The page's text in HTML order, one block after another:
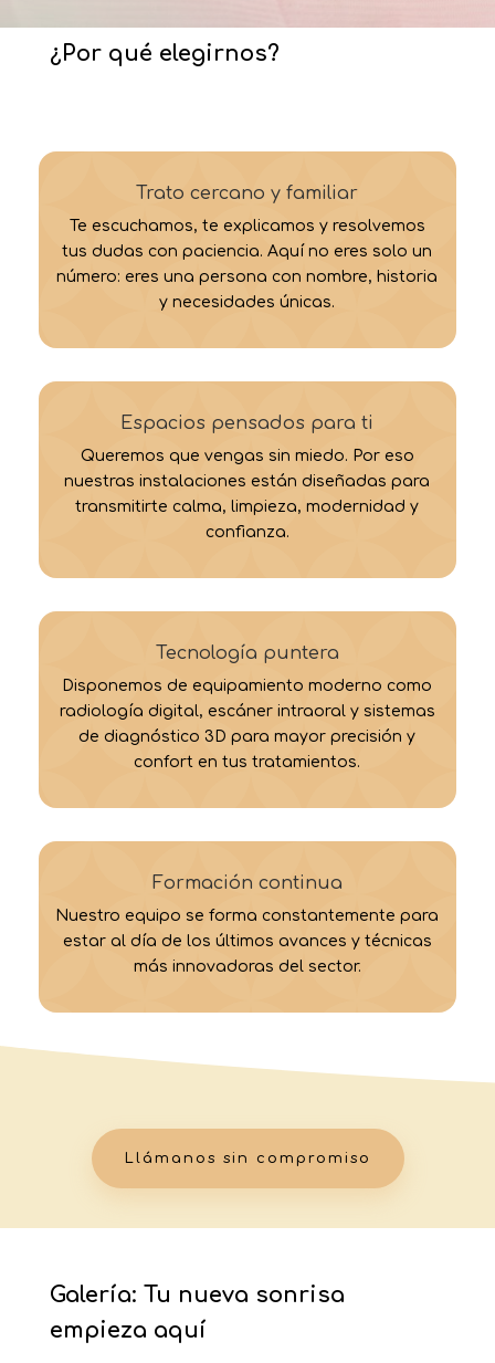
¿Por qué elegirnos?
Trato cercano y familiar
Te escuchamos, te explicamos y resolvemos
tus dudas con paciencia. Aquí no eres solo un
número: eres una persona con nombre, historia
y necesidades únicas.
Espacios pensados para ti
Queremos que vengas sin miedo. Por eso
nuestras instalaciones están diseñadas para
transmitirte calma, limpieza, modernidad y
confianza.
Tecnología puntera
Disponemos de equipamiento moderno como
radiología digital, escáner intraoral y sistemas
de diagnóstico 3D para mayor precisión y
confort en tus tratamientos.
Formación continua
Nuestro equipo se forma constantemente para
estar al día de los últimos avances y técnicas
más innovadoras del sector.
Llámanos sin compromiso
Galería: Tu nueva sonrisa
empieza aquí